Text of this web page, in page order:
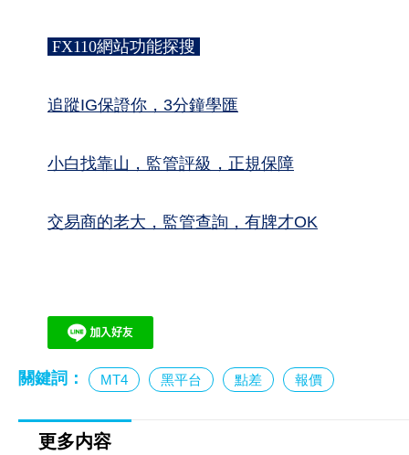
FX110網站功能探搜
追蹤IG保證你，3分鐘學匯
小白找靠山，監管評級，正規保障
交易商的老大，監管查詢，有牌才OK
關鍵詞： MT4 黑平台 點差 報價
更多内容